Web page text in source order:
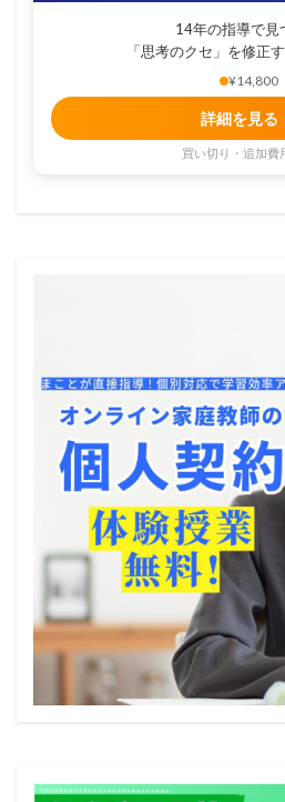
14年の指導で見
「思考のクセ」を修正
¥14,800
詳細を見る
買い切り・追加費